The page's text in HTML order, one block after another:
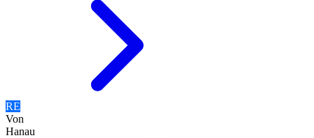
RE
Von
Hanau